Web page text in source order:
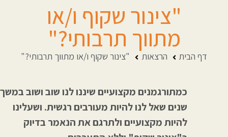
"צינור שקוף ו/או
מתווך תרבותי?"
דף הבית הרצאות "צינור שקוף ו/או מתווך תרבותי?"
כמתורגמנים מקצועיים שיננו לנו שוב ושוב במשך
שנים שאל לנו להיות מעורבים רגשית. ושעלינו
להיות מקצועיים ולתרגם את הנאמר בדיוק